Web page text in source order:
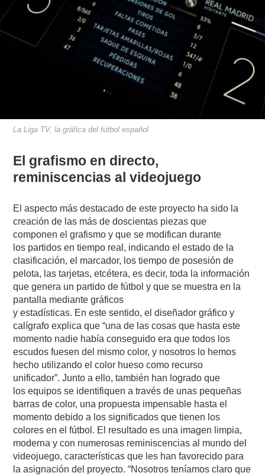
La Liga TV, la gráfica del fútbol español
El grafismo en directo,
reminiscencias al videojuego
El aspecto más destacado de este proyecto ha sido la
creación de las más de doscientas piezas que
componen el grafismo y que se modifican durante
los partidos en tiempo real, indicando el estado de la
clasificación, el marcador, los tiempo de posesión de
pelota, las tarjetas, etcétera, es decir, toda la información
que genera un partido de fútbol y que se muestra en la
pantalla mediante gráficos
y estadísticas. En este sentido, el diseñador gráfico y
calígrafo explica que “una de las cosas que hasta este
momento nadie había conseguido era que todos los
escudos fuesen del mismo color, y nosotros lo hemos
hecho utilizando el color hueso como recurso
unificador”. Junto a ello, también han logrado que
los equipos se identifiquen a través de unas pequeñas
barras de color, una propuesta impensable hasta el
momento debido a los significados que tienen los
colores en el fútbol. El resultado es una imagen limpia,
moderna y con numerosas reminiscencias al mundo del
videojuego, características que les han favorecido para
la asignación del proyecto. “Nosotros teníamos claro que